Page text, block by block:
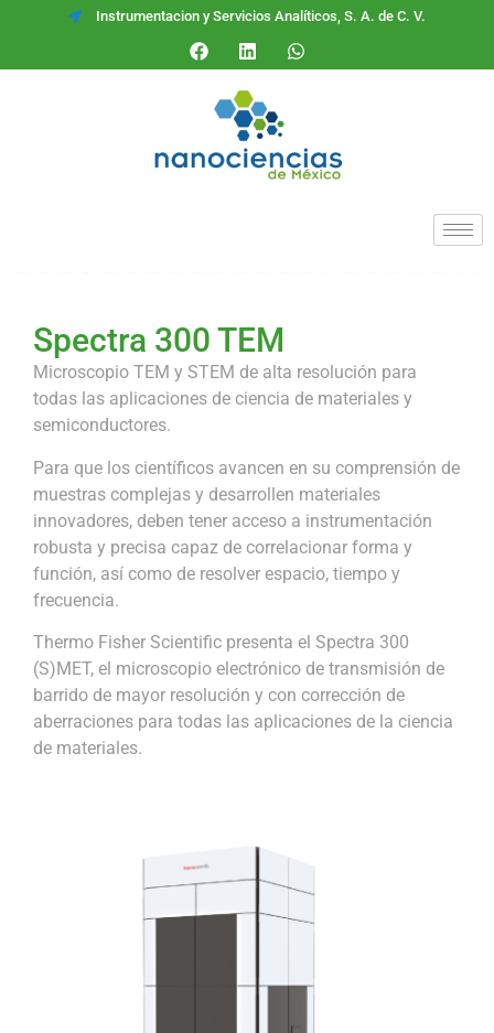
Instrumentacion y Servicios Analíticos, S. A. de C. V.
Spectra 300 TEM
Microscopio TEM y STEM de alta resolución para
todas las aplicaciones de ciencia de materiales y
semiconductores.
Para que los científicos avancen en su comprensión de
muestras complejas y desarrollen materiales
innovadores, deben tener acceso a instrumentación
robusta y precisa capaz de correlacionar forma y
función, así como de resolver espacio, tiempo y
frecuencia.
Thermo Fisher Scientific presenta el Spectra 300
(S)MET, el microscopio electrónico de transmisión de
barrido de mayor resolución y con corrección de
aberraciones para todas las aplicaciones de la ciencia
de materiales.